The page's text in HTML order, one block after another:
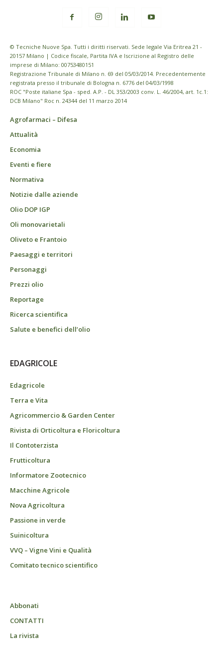
© Tecniche Nuove Spa. Tutti i diritti riservati. Sede legale Via Eritrea 21 -
20157 Milano | Codice fiscale, Partita IVA e Iscrizione al Registro delle
imprese di Milano: 00753480151
Registrazione Tribunale di Milano n. 69 del 05/03/2014. Precedentemente
registrata presso il tribunale di Bologna n. 6776 del 04/03/1998
ROC "Poste italiane Spa - sped. A.P. - DL 353/2003 conv. L. 46/2004, art. 1c.1:
DCB Milano" Roc n. 24344 del 11 marzo 2014
Agrofarmaci – Difesa
Attualità
Economia
Eventi e fiere
Normativa
Notizie dalle aziende
Olio DOP IGP
Oli monovarietali
Oliveto e Frantoio
Paesaggi e territori
Personaggi
Prezzi olio
Reportage
Ricerca scientifica
Salute e benefici dell’olio
EDAGRICOLE
Edagricole
Terra e Vita
Agricommercio & Garden Center
Rivista di Orticoltura e Floricoltura
Il Contoterzista
Frutticoltura
Informatore Zootecnico
Macchine Agricole
Nova Agricoltura
Passione in verde
Suinicoltura
VVQ – Vigne Vini e Qualità
Comitato tecnico scientifico
Abbonati
CONTATTI
La rivista